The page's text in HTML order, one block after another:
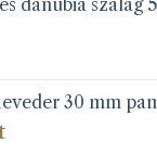
danubia szalag
30 mm